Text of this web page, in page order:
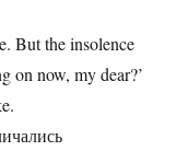
But the insolence
on now, my dear?’